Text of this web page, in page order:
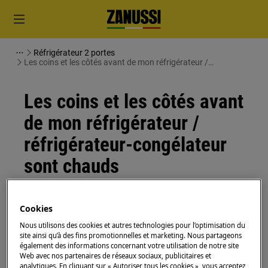
Réfrigérateur 2 portes
Les coins et les côtés avant de mon réfrigérateur /
Les coins et les côtés avant
de mon réfrigérateur /
réfrigérateur-congélateur
sont chauds
Question :
Pourquoi les coins et les côtés avant de
mon réfrigérateur / réfrigérateur-
Cookies
Nous utilisons des cookies et autres technologies pour l’optimisation du
site ainsi qu’à des fins promotionnelles et marketing. Nous partageons
également des informations concernant votre utilisation de notre site
Web avec nos partenaires de réseaux sociaux, publicitaires et
analytiques. En cliquant sur « Autoriser tous les cookies », vous acceptez